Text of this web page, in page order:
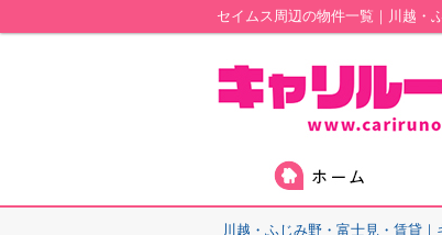
セイムス周辺の物件一覧｜川越
川越・ふじみ野・富士見・賃貸